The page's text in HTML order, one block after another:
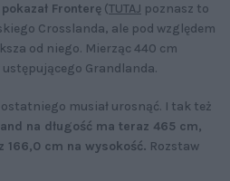
Fronterę (TUTAJ poznasz to
Crosslanda, ale pod względem
od niego. Mierząc 440 cm
ustępującego Grandlanda.
musiał urosnąć. I tak też
na długość ma teraz 465 cm,
166,0 cm na wysokość. Rozstaw